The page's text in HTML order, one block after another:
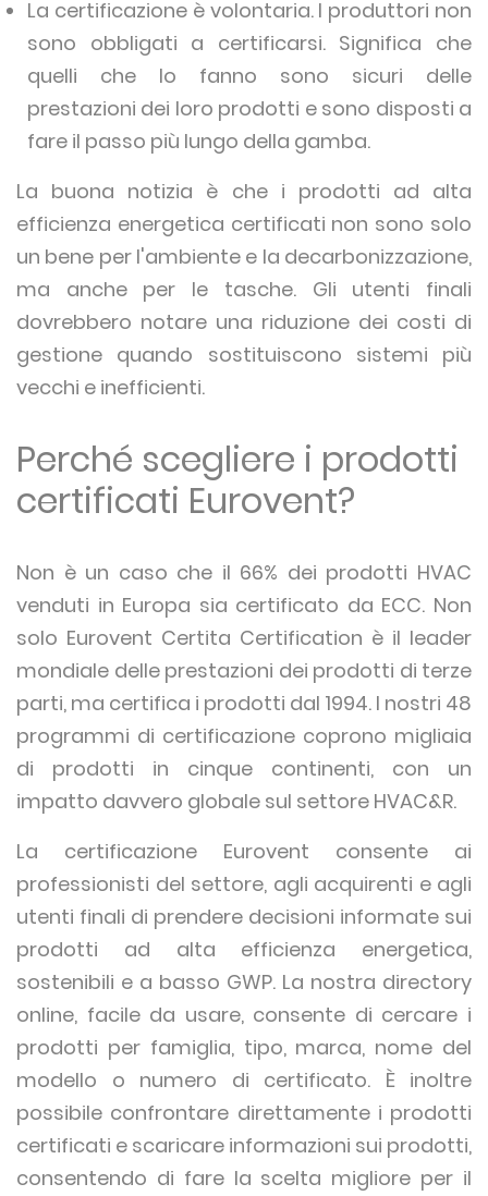
La certificazione è volontaria. I produttori non
sono obbligati a certificarsi. Significa che
quelli che lo fanno sono sicuri delle
prestazioni dei loro prodotti e sono disposti a
fare il passo più lungo della gamba.
La buona notizia è che i prodotti ad alta
efficienza energetica certificati non sono solo
un bene per l'ambiente e la decarbonizzazione,
ma anche per le tasche. Gli utenti finali
dovrebbero notare una riduzione dei costi di
gestione quando sostituiscono sistemi più
vecchi e inefficienti.
Perché scegliere i prodotti
certificati Eurovent?
Non è un caso che il 66% dei prodotti HVAC
venduti in Europa sia certificato da ECC. Non
solo Eurovent Certita Certification è il leader
mondiale delle prestazioni dei prodotti di terze
parti, ma certifica i prodotti dal 1994. I nostri 48
programmi di certificazione coprono migliaia
di prodotti in cinque continenti, con un
impatto davvero globale sul settore HVAC&R.
La certificazione Eurovent consente ai
professionisti del settore, agli acquirenti e agli
utenti finali di prendere decisioni informate sui
prodotti ad alta efficienza energetica,
sostenibili e a basso GWP. La nostra directory
online, facile da usare, consente di cercare i
prodotti per famiglia, tipo, marca, nome del
modello o numero di certificato. È inoltre
possibile confrontare direttamente i prodotti
certificati e scaricare informazioni sui prodotti,
consentendo di fare la scelta migliore per il